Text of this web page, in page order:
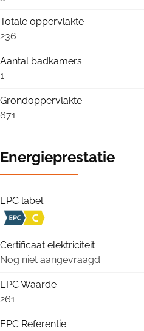
Totale oppervlakte
236
Aantal badkamers
1
Grondoppervlakte
671
Energieprestatie
EPC label
Certificaat elektriciteit
Nog niet aangevraagd
EPC Waarde
261
EPC Referentie